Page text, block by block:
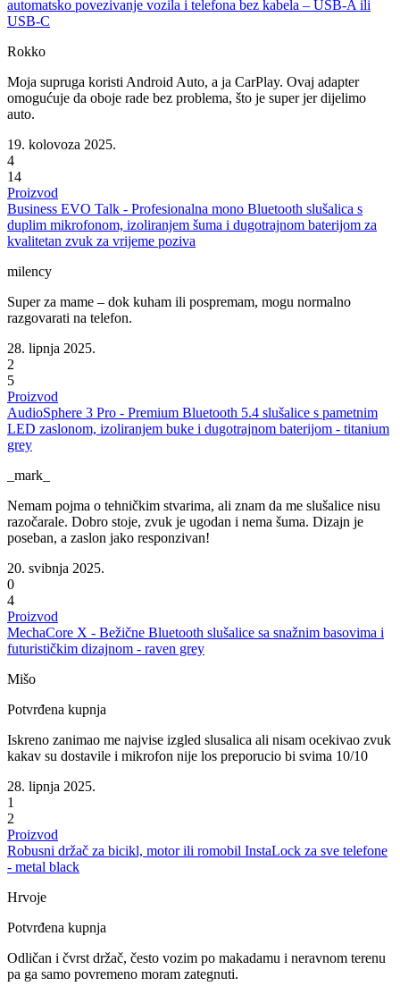
automatsko povezivanje vozila i telefona bez kabela – USB-A ili
USB-C
Rokko
Moja supruga koristi Android Auto, a ja CarPlay. Ovaj adapter
omogućuje da oboje rade bez problema, što je super jer dijelimo
auto.
19. kolovoza 2025.
4
14
Proizvod
Business EVO Talk - Profesionalna mono Bluetooth slušalica s
duplim mikrofonom, izoliranjem šuma i dugotrajnom baterijom za
kvalitetan zvuk za vrijeme poziva
milency
Super za mame – dok kuham ili pospremam, mogu normalno
razgovarati na telefon.
28. lipnja 2025.
2
5
Proizvod
AudioSphere 3 Pro - Premium Bluetooth 5.4 slušalice s pametnim
LED zaslonom, izoliranjem buke i dugotrajnom baterijom - titanium
grey
_mark_
Nemam pojma o tehničkim stvarima, ali znam da me slušalice nisu
razočarale. Dobro stoje, zvuk je ugodan i nema šuma. Dizajn je
poseban, a zaslon jako responzivan!
20. svibnja 2025.
0
4
Proizvod
MechaCore X - Bežične Bluetooth slušalice sa snažnim basovima i
futurističkim dizajnom - raven grey
Mišo
Potvrđena kupnja
Iskreno zanimao me najvise izgled slusalica ali nisam ocekivao zvuk
kakav su dostavile i mikrofon nije los preporucio bi svima 10/10
28. lipnja 2025.
1
2
Proizvod
Robusni držač za bicikl, motor ili romobil InstaLock za sve telefone
- metal black
Hrvoje
Potvrđena kupnja
Odličan i čvrst držač, često vozim po makadamu i neravnom terenu
pa ga samo povremeno moram zategnuti.